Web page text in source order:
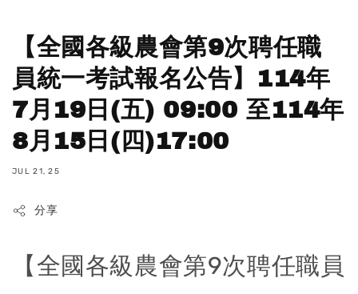
【全國各級農會第9次聘任職
員統一考試報名公告】114年
7月19日(五) 09:00 至114年
8月15日(四)17:00
JUL 21, 25
分享
【全國各級農會第9次聘任職員